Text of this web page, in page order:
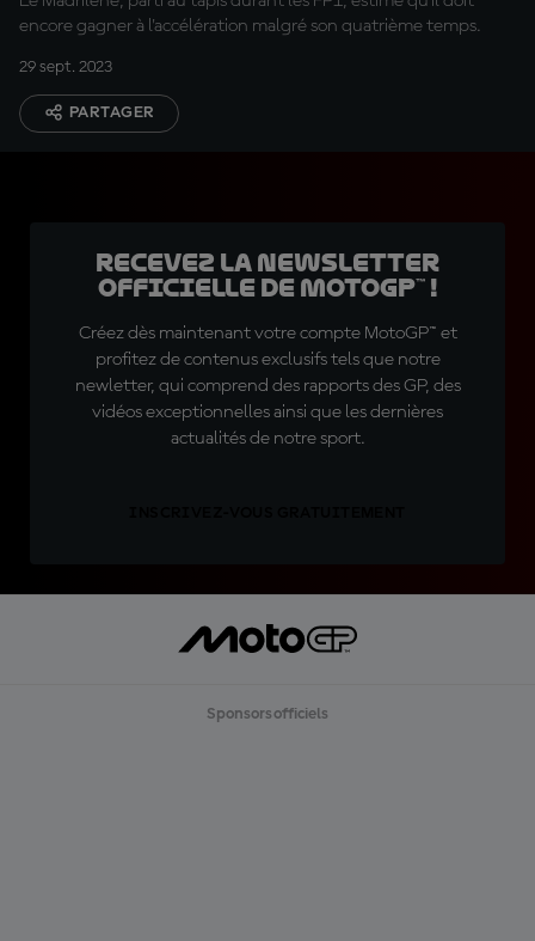
encore gagner à l'accélération malgré son quatrième temps.
29 sept. 2023
PARTAGER
Recevez la Newsletter
officielle de MotoGP™ !
Créez dès maintenant votre compte MotoGP™ et
profitez de contenus exclusifs tels que notre
newletter, qui comprend des rapports des GP, des
vidéos exceptionnelles ainsi que les dernières
actualités de notre sport.
Sponsors officiels